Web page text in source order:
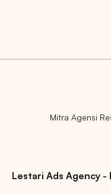
Mitra Agensi
Lestari Ads Agency -